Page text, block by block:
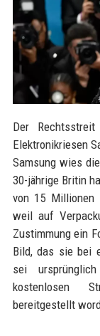
Der
Elektronikriesen
Samsung wies
30-jährige Britin
von 15 Millionen
weil auf
Zustimmung ein
Bild, das sie bei
sei
kostenlosen
bereitgestellt